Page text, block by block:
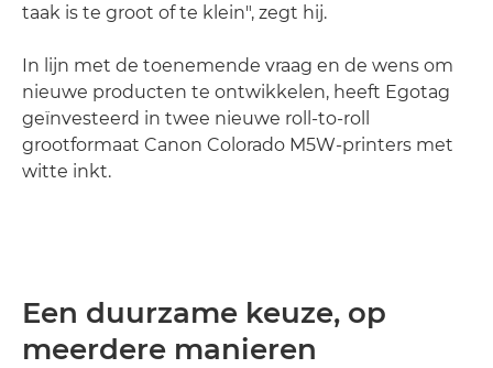
taak is te groot of te klein", zegt hij.
In lijn met de toenemende vraag en de wens om
nieuwe producten te ontwikkelen, heeft Egotag
geïnvesteerd in twee nieuwe roll-to-roll
grootformaat Canon Colorado M5W-printers met
witte inkt.
Een duurzame keuze, op
meerdere manieren